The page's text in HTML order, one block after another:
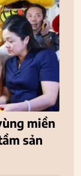
miền
sản